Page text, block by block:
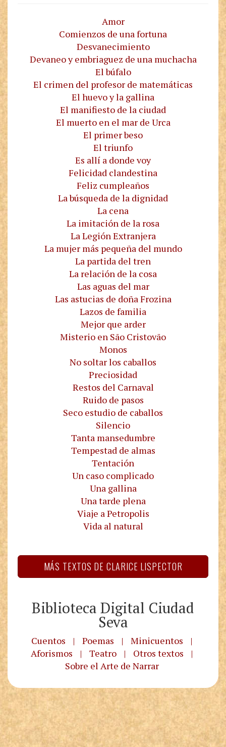
Amor
Comienzos de una fortuna
Desvanecimiento
Devaneo y embriaguez de una muchacha
El búfalo
El crimen del profesor de matemáticas
El huevo y la gallina
El manifiesto de la ciudad
El muerto en el mar de Urca
El primer beso
El triunfo
Es allí a donde voy
Felicidad clandestina
Feliz cumpleaños
La búsqueda de la dignidad
La cena
La imitación de la rosa
La Legión Extranjera
La mujer más pequeña del mundo
La partida del tren
La relación de la cosa
Las aguas del mar
Las astucias de doña Frozina
Lazos de familia
Mejor que arder
Misterio en São Cristovão
Monos
No soltar los caballos
Preciosidad
Restos del Carnaval
Ruido de pasos
Seco estudio de caballos
Silencio
Tanta mansedumbre
Tempestad de almas
Tentación
Un caso complicado
Una gallina
Una tarde plena
Viaje a Petropolis
Vida al natural
MÁS TEXTOS DE CLARICE LISPECTOR
Biblioteca Digital Ciudad
Seva
Cuentos | Poemas | Minicuentos
|
Aforismos
| Teatro | Otros textos
|
Sobre el Arte de Narrar